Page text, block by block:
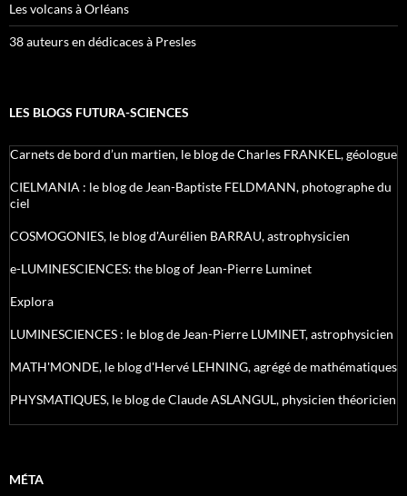
Les volcans à Orléans
38 auteurs en dédicaces à Presles
LES BLOGS FUTURA-SCIENCES
Carnets de bord d’un martien, le blog de Charles FRANKEL, géologue
CIELMANIA : le blog de Jean-Baptiste FELDMANN, photographe du
ciel
COSMOGONIES, le blog d'Aurélien BARRAU, astrophysicien
e-LUMINESCIENCES: the blog of Jean-Pierre Luminet
Explora
LUMINESCIENCES : le blog de Jean-Pierre LUMINET, astrophysicien
MATH'MONDE, le blog d'Hervé LEHNING, agrégé de mathématiques
PHYSMATIQUES, le blog de Claude ASLANGUL, physicien théoricien
MÉTA